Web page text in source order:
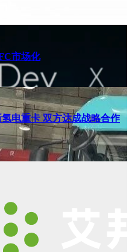
市场化
电重卡 双方达成战略合作